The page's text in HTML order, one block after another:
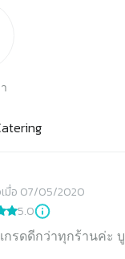
เมื่อ 07/05/2020
5.0
กรดดีกว่าทุกร้านค่ะ